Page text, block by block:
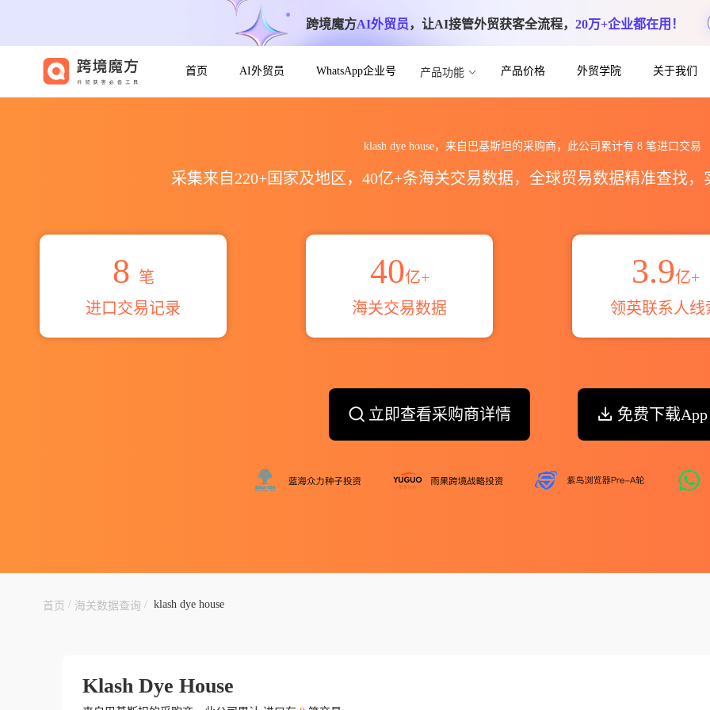
跨境魔方AI外贸员，让AI接管外贸获客全流程， 20万+企业都在用！
首页 AI外贸员 WhatsApp企业号 产品功能 产品价格 外贸学院 关于我们
klash dye house，来自巴基斯坦的采购商，此公司累计有 8 笔进口交易
采集来自220+国家及地区，40亿+条海关交易数据，全球贸易数据精准查找
8 笔
进口交易记录
40亿+
海关交易数据
3.9亿+
领英联系人线
立即查看采购商详情 免费下载App
首页 / 海关数据查询 / klash dye house
Klash Dye House